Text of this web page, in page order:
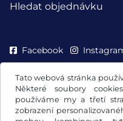
Tato webová stránka
Některé soubory
používáme my a třetí
zobrazení
Hledat objednávku
Facebook